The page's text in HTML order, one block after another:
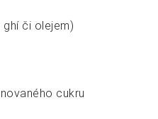
či olejem)
cukru